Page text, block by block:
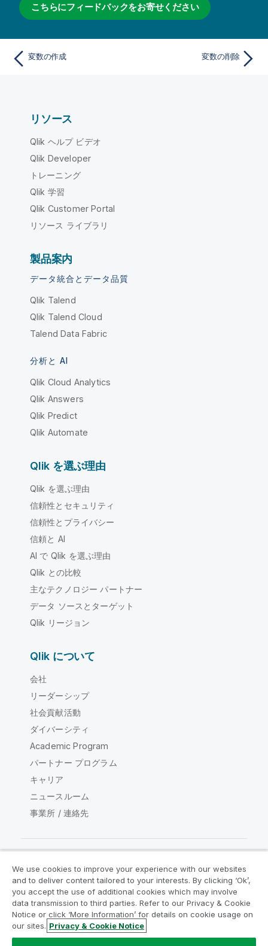
こちらにフィードバックをお寄せください
変数の作成 変数の削除
リソース
Qlik ヘルプ ビデオ
Qlik Developer
トレーニング
Qlik 学習
Qlik Customer Portal
リソース ライブラリ
製品案内
データ統合とデータ品質
Qlik Talend
Qlik Talend Cloud
Talend Data Fabric
分析と AI
Qlik Cloud Analytics
Qlik Answers
Qlik Predict
Qlik Automate
Qlik を選ぶ理由
Qlik を選ぶ理由
信頼性とセキュリティ
信頼性とプライバシー
信頼と AI
AI で Qlik を選ぶ理由
Qlik との比較
主なテクノロジー パートナー
データ ソースとターゲット
Qlik リージョン
Qlik について
会社
リーダーシップ
社会貢献活動
ダイバーシティ
Academic Program
パートナー プログラム
キャリア
ニュースルーム
事業所 / 連絡先
Qlik コミュニティ
法的契約 製品規約
Legal Policies
リーガルポリシー
利用規約
Do Not Share My Info
We use cookies to improve your experience with our websites
and to deliver content tailored to your interests. By clicking ‘Ok’,
you accept the use of additional cookies which may involve
data transmission to third parties. Refer to our Privacy & Cookie
Notice or click ‘More Information’ for details on cookie usage on
our sites. Privacy & Cookie Notice